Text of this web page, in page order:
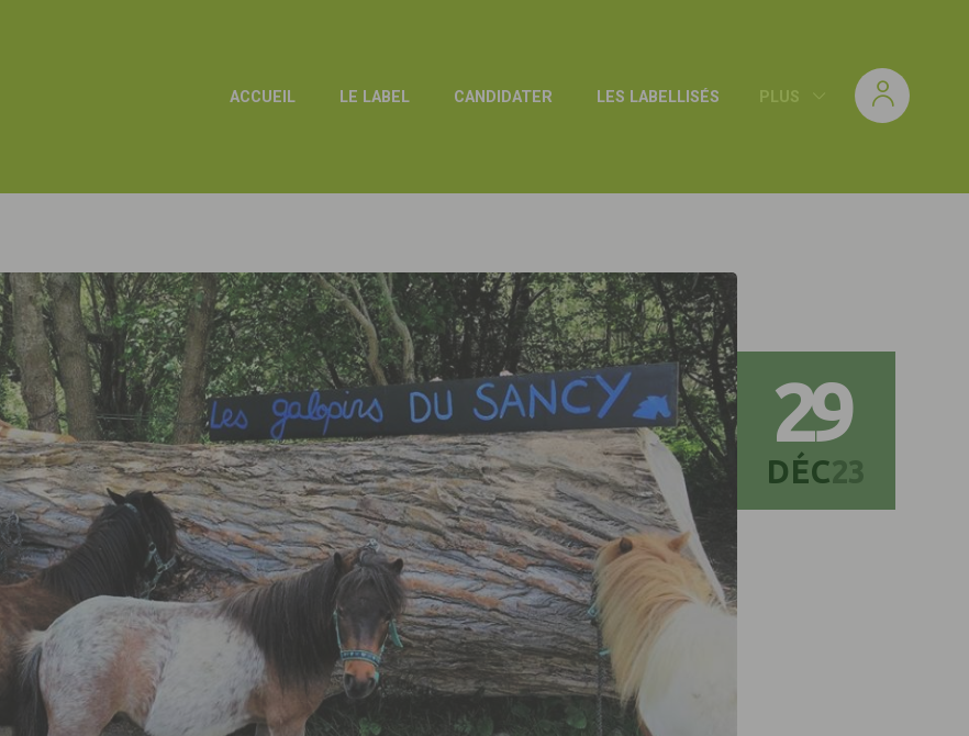
ACCUEIL LE LABEL CANDIDATER LES LABELLISÉS PLUS
29
DÉC23